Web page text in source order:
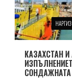
КАЗАХСТАН
СОНДАЖНАТА